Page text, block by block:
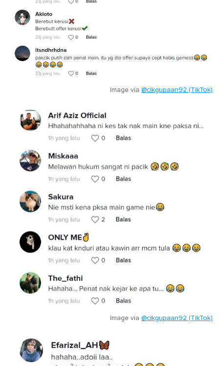
Image via @cikgupaan92 (TikTok)
Image via @cikgupaan92 (TikTok)